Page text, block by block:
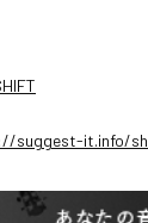
suggest-it.info/